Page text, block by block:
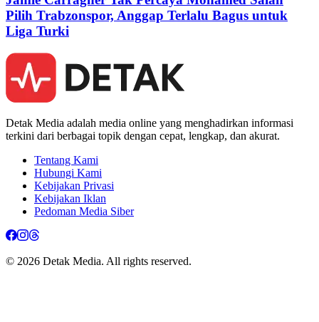
Pilih Trabzonspor, Anggap Terlalu Bagus untuk
Liga Turki
Detak Media adalah media online yang menghadirkan informasi
terkini dari berbagai topik dengan cepat, lengkap, dan akurat.
Tentang Kami
Hubungi Kami
Kebijakan Privasi
Kebijakan Iklan
Pedoman Media Siber
© 2026 Detak Media. All rights reserved.